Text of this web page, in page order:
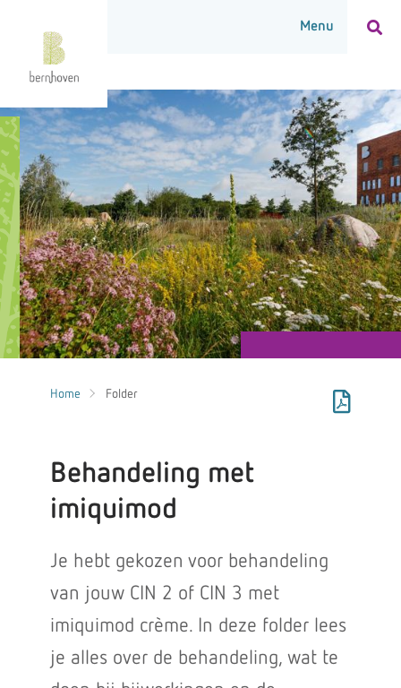
Home Folder
Behandeling met
imiquimod
Je hebt gekozen voor behandeling
van jouw CIN 2 of CIN 3 met
imiquimod crème. In deze folder lees
je alles over de behandeling, wat te